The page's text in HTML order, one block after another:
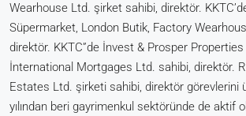
Wearhouse Ltd. şirket sahibi, direktör.
Süpermarket, London Butik, Factory
direktör. KKTC”de İnvest & Prosper
İnternational Mortgages Ltd. sahibi, direktör.
Estates Ltd. şirketi sahibi, direktör görevlerini
yılından beri gayrimenkul sektöründe de aktif